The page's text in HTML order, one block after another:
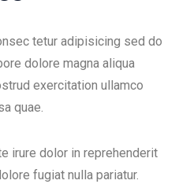
tetur adipisicing sed do
dolore magna aliqua
exercitation ullamco
quae.
irure dolor in reprehenderit
fugiat nulla pariatur.